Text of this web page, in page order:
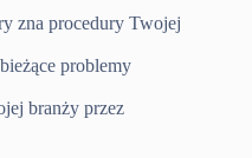
zna procedury Twojej
problemy
branży przez